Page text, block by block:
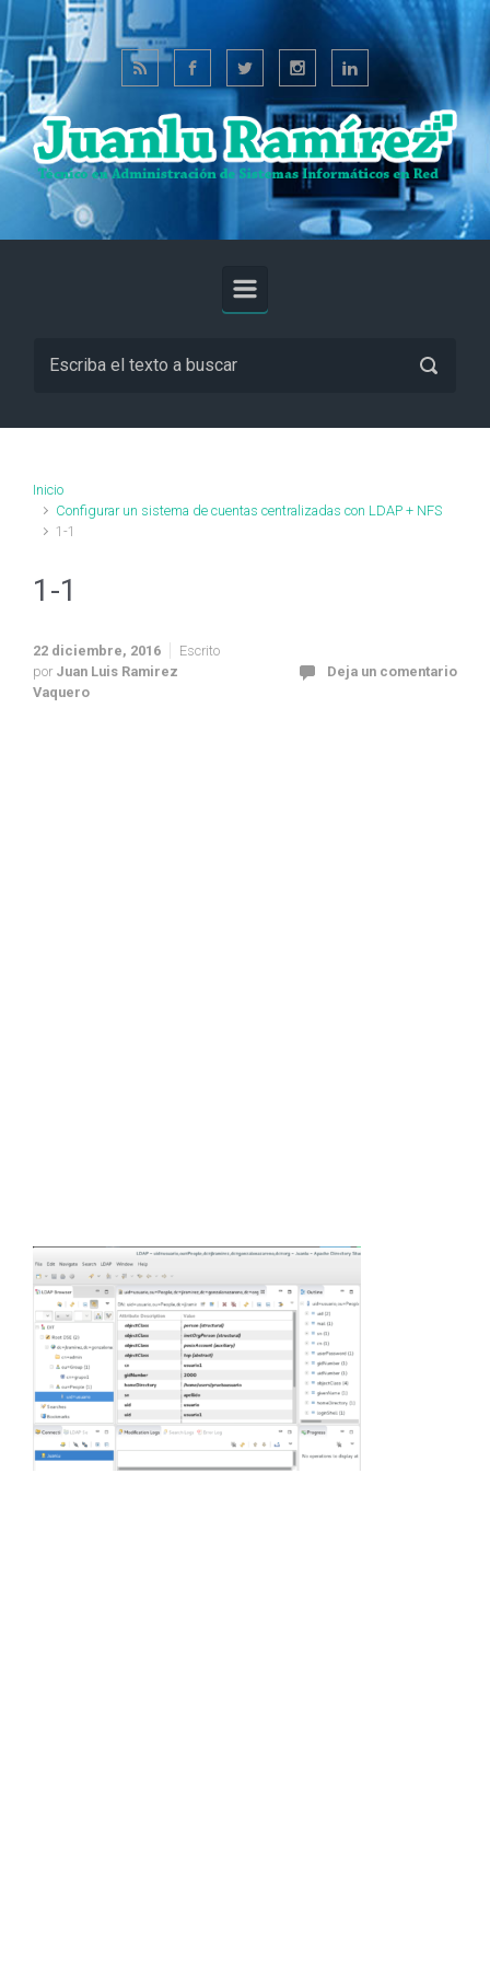
Saltar al contenido principal
Inicio
Configurar un sistema de cuentas centralizadas con LDAP + NFS
1-1
1-1
22 diciembre, 2016
Escrito
por Juan Luis Ramirez
Vaquero
Deja un comentario